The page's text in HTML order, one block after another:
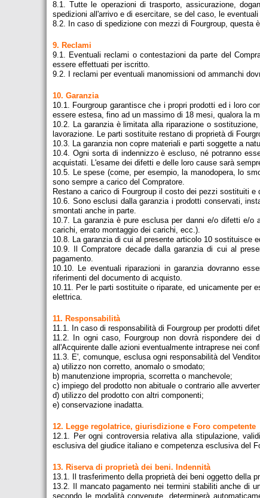
8.1. Tutte le operazioni di trasporto, assicurazione,
spedizioni all'arrivo e di esercitare, se del caso, le
8.2. In caso di spedizione con mezzi di Fourgroup, questa
9. Reclami
9.1. Eventuali reclami o contestazioni da parte del
essere effettuati per iscritto.
9.2. I reclami per eventuali manomissioni od ammanchi
10. Garanzia
10.1. Fourgroup garantisce che i propri prodotti ed i loro
essere estesa, fino ad un massimo di 18 mesi, qualora la
10.2. La garanzia è limitata alla riparazione o
lavorazione. Le parti sostituite restano di proprietà di
10.3. La garanzia non copre materiali e parti soggette a
10.4. Ogni sorta di indennizzo è escluso, né potranno
acquistati. L'esame dei difetti e delle loro cause sarà
10.5. Le spese (come, per esempio, la manodopera, lo
sono sempre a carico del Compratore.
Restano a carico di Fourgroup il costo dei pezzi sostituiti
10.6. Sono esclusi dalla garanzia i prodotti conservati,
smontati anche in parte.
10.7. La garanzia è pure esclusa per danni e/o difetti e/o
carichi, errato montaggio dei carichi, ecc.).
10.8. La garanzia di cui al presente articolo 10 sostituisce
10.9. Il Compratore decade dalla garanzia di cui al
pagamento.
10.10. Le eventuali riparazioni in garanzia dovranno
riferimenti del documento di acquisto.
10.11. Per le parti sostituite o riparate, ed unicamente per
elettrica.
11. Responsabilità
11.1. In caso di responsabilità di Fourgroup per prodotti
11.2. In ogni caso, Fourgroup non dovrà rispondere
all'Acquirente dalle azioni eventualmente intraprese nei
11.3. E', comunque, esclusa ogni responsabilità del
a) utilizzo non corretto, anomalo o smodato;
b) manutenzione impropria, scorretta o manchevole;
c) impiego del prodotto non abituale o contrario alle
d) utilizzo del prodotto con altri componenti;
e) conservazione inadatta.
12. Legge regolatrice, giurisdizione e Foro competente
12.1. Per ogni controversia relativa alla stipulazione,
esclusiva del giudice italiano e competenza esclusiva del
13. Riserva di proprietà dei beni. Indennità
13.1. Il trasferimento della proprietà dei beni oggetto della
13.2. Il mancato pagamento nei termini stabiliti anche di
secondo le modalità convenute, determinerà